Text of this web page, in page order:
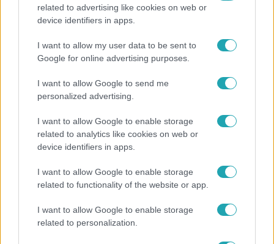
related to advertising like cookies on web or
device identifiers in apps.
I want to allow my user data to be sent to
Google for online advertising purposes.
I want to allow Google to send me
personalized advertising.
I want to allow Google to enable storage
related to analytics like cookies on web or
device identifiers in apps.
I want to allow Google to enable storage
related to functionality of the website or app.
I want to allow Google to enable storage
related to personalization.
Életmód
értékét is csökkentheti